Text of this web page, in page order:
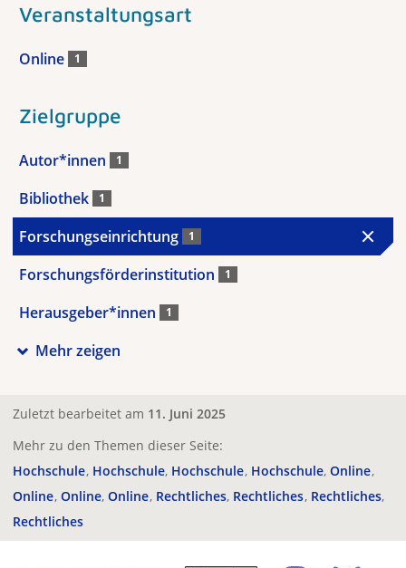
Veranstaltungsart
Online 1
Zielgruppe
Autor*innen 1
Bibliothek 1
Forschungseinrichtung 1
Forschungsförderinstitution 1
Herausgeber*innen 1
Mehr zeigen
Zuletzt bearbeitet am 11. Juni 2025
Mehr zu den Themen dieser Seite:
Hochschule Hochschule Hochschule Hochschule Online
Online Online Online Rechtliches Rechtliches Rechtliches
Rechtliches